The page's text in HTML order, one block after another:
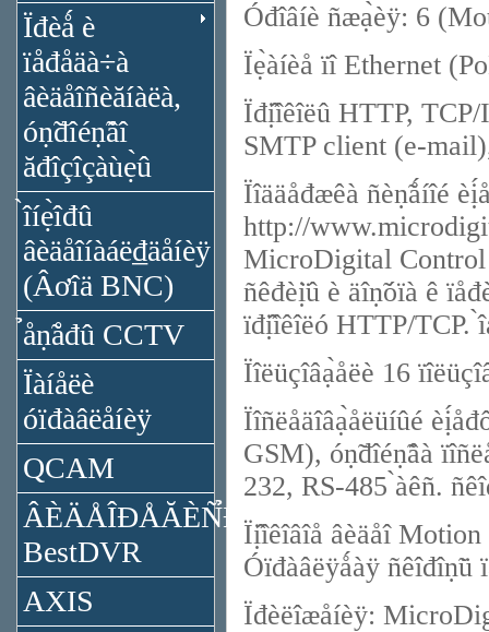
Ïđèǻ è
ïåđåäà÷à
âèäåîñèăíàëà,
óṇ̃đîéṇ̃âî
ăđîçîçàùẹ̀û
̀îíẹ̀îđû
âèäåîíàáë₫äåíèÿ
(Âơîä BNC)
̉åṇ̃åđû CCTV
Ïàíåëè
óïđàâëåíèÿ
QCAM
ÂÈÄÅÎĐÅĂÈÑ̉ĐÀ̉ÎĐÛ
BestDVR
AXIS
Óđîâíè ñæạ̀èÿ: 6
Ïẹ̀àíèå ïî Ethernet
Ïđị̂îêîëû HTTP, TCP/
SMTP client (e-
Ïîääåđæêà ñèṇ̃ǻíîé
http://
MicroDigital
ñêđèị̈û è äîṇ̃óïà ê
ïđị̂îêîëó HTTP/TCP.
Ïîëüçîâạ̀åëè 16
Ïîñëåäîâạ̀åëüíûé
GSM), óṇ̃đîéṇ̃âà
232, RS-485 ̀àêñ.
Ïị̂îêîâîå âèäåî
Óïđàâëÿǻàÿ ñêîđîṇ̃ü
Ïđèëîæåíèÿ: